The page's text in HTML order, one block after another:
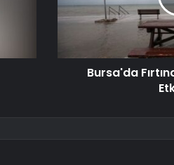
Bursa'da